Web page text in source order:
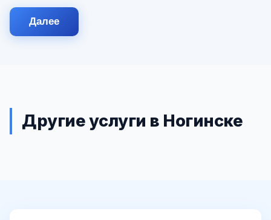
Далее
Другие услуги в Ногинске